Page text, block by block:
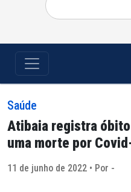
por:
Saúde
Atibaia registra
uma morte por
11 de junho de 2022 • Por -